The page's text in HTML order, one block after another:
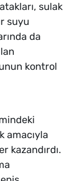
sulak
suyu
da
kontrol
amacıyla
kazandırdı.